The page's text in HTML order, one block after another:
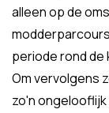
alleen op de
periode rond
Om vervolgens
zo'n